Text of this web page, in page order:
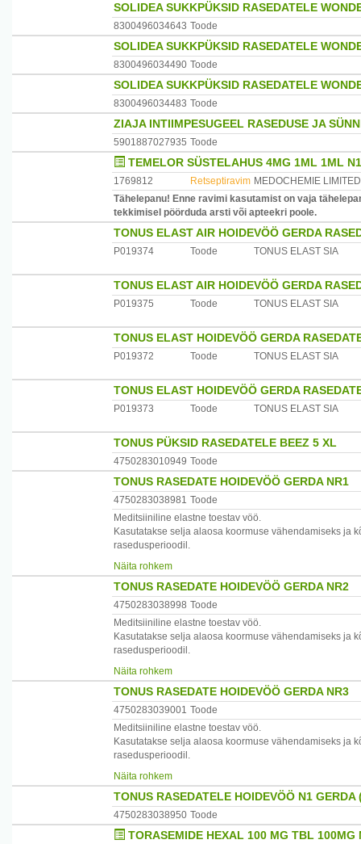
SOLIDEA SUKKPÜKSID RASEDATELE
8300496034643 Toode
SOLIDEA SUKKPÜKSID RASEDATELE
8300496034490 Toode
SOLIDEA SUKKPÜKSID RASEDATELE
8300496034483 Toode
ZIAJA INTIIMPESUGEEL RASEDUSE JA
5901887027935 Toode
TEMELOR SÜSTELAHUS 4MG 1ML 1ML
1769812 Retseptiravim MEDOCHEMIE LIMITED
Tähelepanu! Enne ravimi kasutamist on vaja
tekkimisel pöörduda arsti või apteekri poole.
TONUS ELAST AIR HOIDEVÖÖ GERDA
P019374 Toode TONUS ELAST SIA
TONUS ELAST AIR HOIDEVÖÖ GERDA
P019375 Toode TONUS ELAST SIA
TONUS ELAST HOIDEVÖÖ GERDA
P019372 Toode TONUS ELAST SIA
TONUS ELAST HOIDEVÖÖ GERDA
P019373 Toode TONUS ELAST SIA
TONUS PÜKSID RASEDATELE BEEZ 5 XL
4750283010949 Toode
TONUS RASEDATE HOIDEVÖÖ GERDA NR1
4750283038981 Toode
Meditsiiniline elastne toestav vöö.
Kasutatakse selja alaosa koormuse vähendamiseks ja
rasedusperioodil.
Värv:valge,beez.
Koostis:lateks 42%,polüester 39%,puuvill 19%
Suurus 1 puusaümbermõõt 68-80 cm
Tootja:Läti
Maaletooja:Paira AS,Pae 8,Tallinn ,tel.6002447,e-post
Näita rohkem
TONUS RASEDATE HOIDEVÖÖ GERDA NR2
4750283038998 Toode
Meditsiiniline elastne toestav vöö.
Kasutatakse selja alaosa koormuse vähendamiseks ja
rasedusperioodil.
Värv:valge,beez.
Koostis:lateks 42%,polüester 39%,puuvill 19%
Suurus 2 puusaümbermõõt 80-100 cm
Tootja:Läti
Maaletooja:Paira AS,Pae 8,Tallinn ,tel.6002447,e-post
Näita rohkem
TONUS RASEDATE HOIDEVÖÖ GERDA NR3
4750283039001 Toode
Meditsiiniline elastne toestav vöö.
Kasutatakse selja alaosa koormuse vähendamiseks ja
rasedusperioodil.
Värv:valge,beez.
Koostis:lateks 42%,polüester 39%,puuvill 19%
Suurus 3 puusaümbermõõt 100-120 cm
Näita rohkem
TONUS RASEDATELE HOIDEVÖÖ N1 GERDA
4750283038950 Toode
TORASEMIDE HEXAL 100 MG TBL 100MG